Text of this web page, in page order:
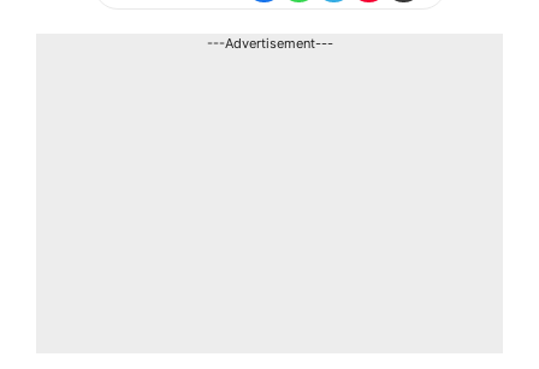
---Advertisement---